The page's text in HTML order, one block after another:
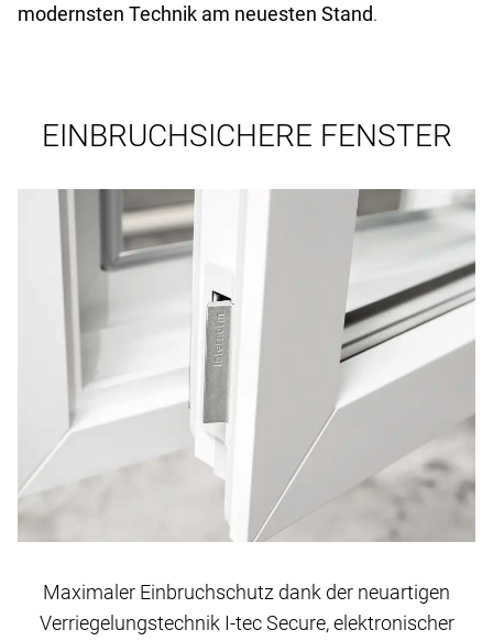
modernsten Technik am neuesten Stand.
EINBRUCHSICHERE FENSTER
Maximaler Einbruchschutz dank der neuartigen
Verriegelungstechnik I-tec Secure, elektronischer